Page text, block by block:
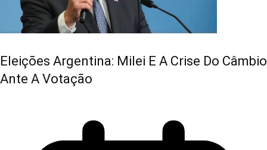
Eleições Argentina: Milei E A Crise Do Câmbio
Ante A Votação